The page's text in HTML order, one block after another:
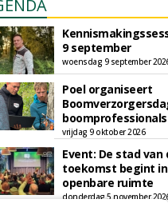
9 september
woensdag 9 september
Poel organiseert
boomprofessionals
vrijdag 9 oktober 2026
Event: De stad van
toekomst begint
openbare ruimte
donderdag 5 november